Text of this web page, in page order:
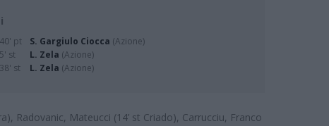
40' pt S. Gargiulo Ciocca (Azione)
5' st
L. Zela (Azione)
38' st
L. Zela (Azione)
Radovanic, Mateucci (14’ st Criado), Carrucciu, Franco